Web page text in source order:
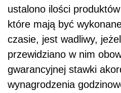
ustalono ilości
które mają być
czasie, jest wadliwy,
przewidziano w nim
gwarancyjnej stawki
wynagrodzenia